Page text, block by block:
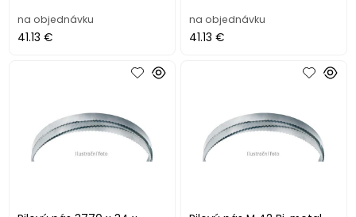
na objednávku
41.13 €
na objednávku
41.13 €